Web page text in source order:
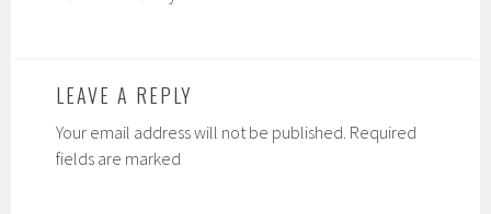
LEAVE A REPLY
Your email address will not be published. Required
fields are marked